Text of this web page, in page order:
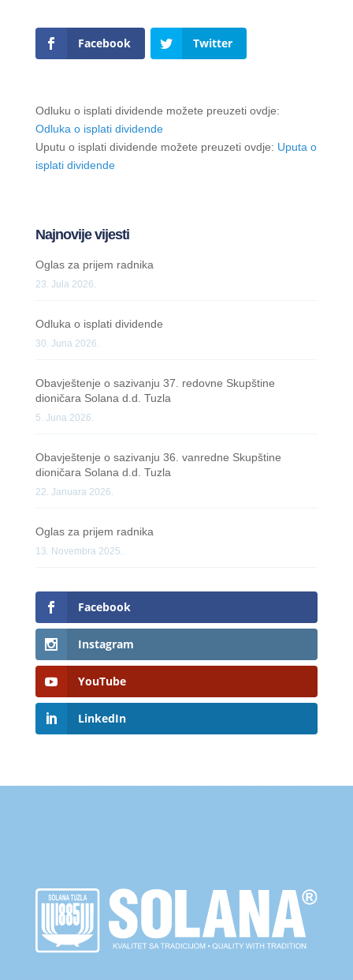
Facebook Twitter
Odluku o isplati dividende možete preuzeti ovdje:
Odluka o isplati dividende
Uputu o isplati dividende možete preuzeti ovdje: Uputa o
isplati dividende
Najnovije vijesti
Oglas za prijem radnika
23. Jula 2026.
Odluka o isplati dividende
30. Juna 2026.
Obavještenje o sazivanju 37. redovne Skupštine
dioničara Solana d.d. Tuzla
5. Juna 2026.
Obavještenje o sazivanju 36. vanredne Skupštine
dioničara Solana d.d. Tuzla
22. Januara 2026.
Oglas za prijem radnika
13. Novembra 2025.
Facebook
Instagram
YouTube
LinkedIn